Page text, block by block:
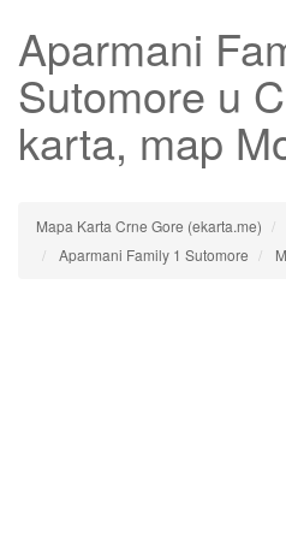
Aparmani
Sutomore u
karta, map
Mapa Karta Crne Gore (ekarta.me)
Aparmani Family 1 Sutomore